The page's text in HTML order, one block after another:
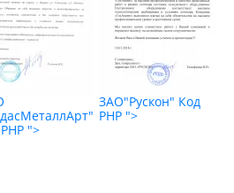
">
ЗАО"Рускон" Код
PHP ">